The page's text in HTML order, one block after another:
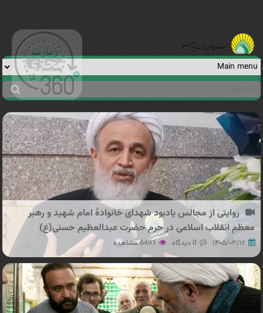
فرم
جستجو
روایتی از مجالس یادبود شهدای خانوادهٔ امام شهید و رهبر
معظم انقلاب اسلامی در حرم حضرت عبدالعظیم حسنی(ع)
۱۴۰۵/۰۳/۱۲ 0 دیدگاه 6491 مشاهده